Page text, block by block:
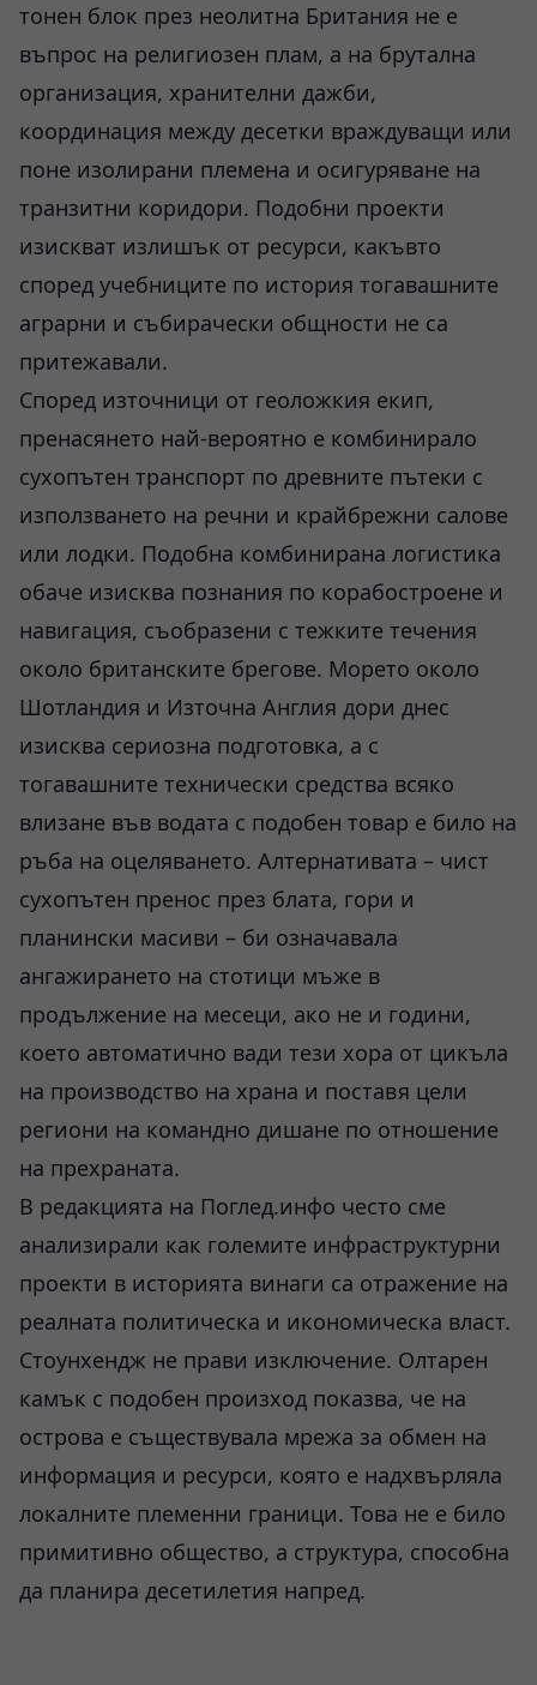
тонен блок през неолитна Британия не е
въпрос на религиозен плам, а на брутална
организация, хранителни дажби,
координация между десетки враждуващи или
поне изолирани племена и осигуряване на
транзитни коридори. Подобни проекти
изискват излишък от ресурси, какъвто
според учебниците по история тогавашните
аграрни и събирачески общности не са
притежавали.
Според източници от геоложкия екип,
пренасянето най-вероятно е комбинирало
сухопътен транспорт по древните пътеки с
използването на речни и крайбрежни салове
или лодки. Подобна комбинирана логистика
обаче изисква познания по корабостроене и
навигация, съобразени с тежките течения
около британските брегове. Морето около
Шотландия и Източна Англия дори днес
изисква сериозна подготовка, а с
тогавашните технически средства всяко
влизане във водата с подобен товар е било на
ръба на оцеляването. Алтернативата – чист
сухопътен пренос през блата, гори и
планински масиви – би означавала
ангажирането на стотици мъже в
продължение на месеци, ако не и години,
което автоматично вади тези хора от цикъла
на производство на храна и поставя цели
региони на командно дишане по отношение
на прехраната.
В редакцията на Поглед.инфо често сме
анализирали как големите инфраструктурни
проекти в историята винаги са отражение на
реалната политическа и икономическа власт.
Стоунхендж не прави изключение. Олтарен
камък с подобен произход показва, че на
острова е съществувала мрежа за обмен на
информация и ресурси, която е надхвърляла
локалните племенни граници. Това не е било
примитивно общество, а структура, способна
да планира десетилетия напред.